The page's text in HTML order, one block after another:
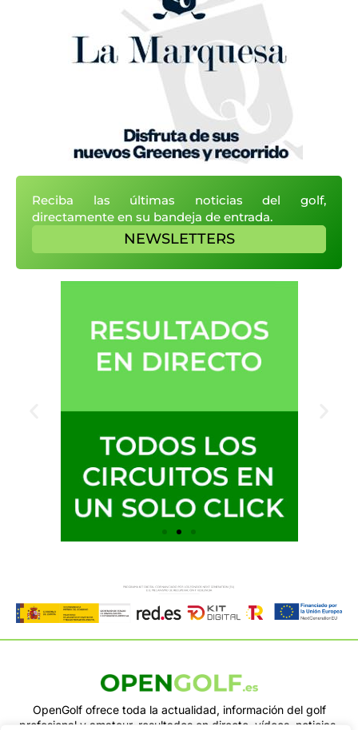
Reciba las últimas noticias del golf,
directamente en su bandeja de entrada.
NEWSLETTERS
OpenGolf ofrece toda la actualidad, información del golf
profesional y amateur, resultados en directo, vídeos, noticias,